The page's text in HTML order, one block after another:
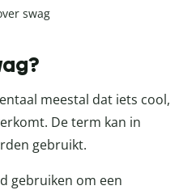
swag
meestal dat iets cool,
De term kan in
gebruikt.
gebruiken om een